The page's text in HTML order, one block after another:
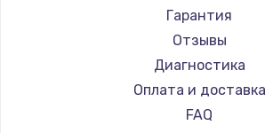
Замена видеочипа
Заказать
Ремонт разъема
Гарантия
Отзывы
Диагностика
Оплата и доставка
FAQ